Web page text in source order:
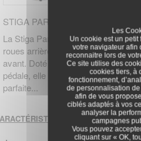
STIGA PARK 540 PX
La Stiga Park 540 PX est une
roues arrière suivant exactement
avant. Doté d'une transmission
pédale, elle dispose de 4 roues
parfaite...
Les
Un cookie est un petit
votre navigateur afin
reconnaitre lors de
Ce site utilise des
cookies tiers, à
fonctionnement,
de personnalisation
afin de vous
ciblés adaptés à vos
analyser la
campagnes
Vous pouvez
cliquant sur « OK,